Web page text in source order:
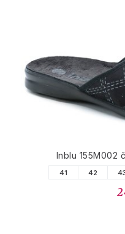
Inblu 155M002
41 42